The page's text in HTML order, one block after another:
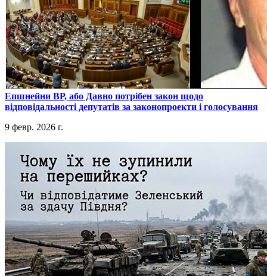
​Епшнейни ВР, або Давно потрібен закон щодо
відповідальності депутатів за законопроекти і голосування
9 февр. 2026 г.